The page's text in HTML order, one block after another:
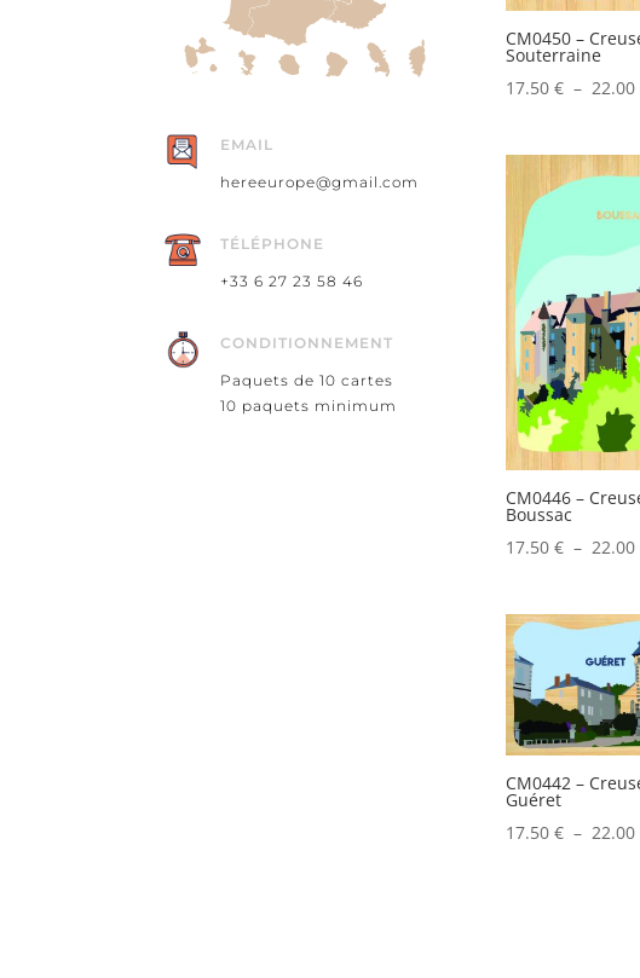
EMAIL
hereeurope@gmail.com
TÉLÉPHONE
+33 6 27 23 58 46
CONDITIONNEMENT
Paquets de 10 cartes
10 paquets minimum
CM0450 –
Souterraine
17.50 € – 22.00
CM0446 –
Boussac
17.50 € – 22.00
CM0442 –
Guéret
17.50 € – 22.00